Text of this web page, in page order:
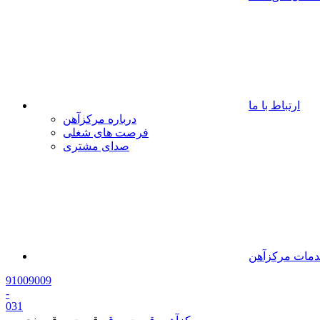
ارتباط با ما
درباره مرکزآهن
فرصت های شغلی
صدای مشتری
مرکزآهن
91009009
-
031